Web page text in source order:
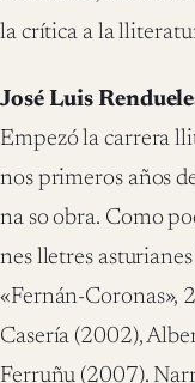
la crítica a la
José Luis
Empezó la carrera
nos primeros años
na so obra. Como
nes lletres
«Fernán-Coronas»,
Casería (2002),
Ferruñu (2007).